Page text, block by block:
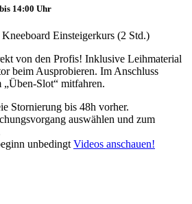
14:00 Uhr
Einsteigerkurs (2 Std.)
von den Profis! Inklusive Leihmaterial
beim Ausprobieren. Im Anschluss
Slot“ mitfahren.
Stornierung bis 48h vorher.
auswählen und zum
unbedingt Videos anschauen!